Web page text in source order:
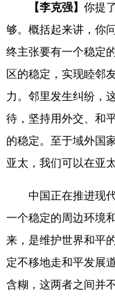
【李克强】 你提
够。概括起来讲，你
终主张要有一个稳定
区的稳定，实现睦邻
力。邻里发生纠纷，
待，坚持用外交、和
的稳定。至于域外国
亚太，我们可以在亚
中国正在推进现代
一个稳定的周边环境
来，是维护世界和平
定不移地走和平发展
含糊，这两者之间并